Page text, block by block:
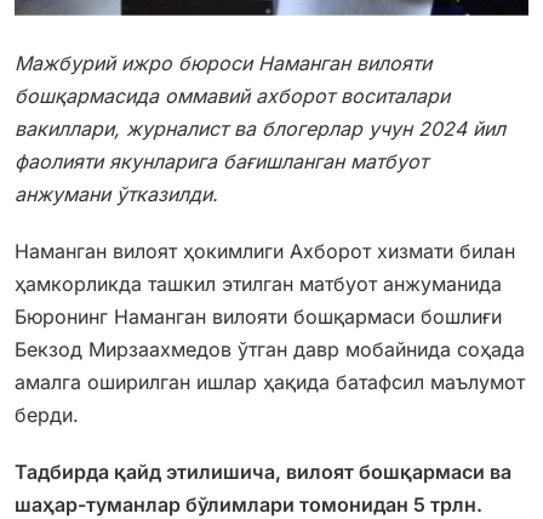
Мажбурий ижро бюроси Наманган вилояти
бошқармасида оммавий ахборот воситалари
вакиллари, журналист ва блогерлар учун 2024 йил
фаолияти якунларига бағишланган матбуот
анжумани ўтказилди.
Наманган вилоят ҳокимлиги Ахборот хизмати билан
ҳамкорликда ташкил этилган матбуот анжуманида
Бюронинг Наманган вилояти бошқармаси бошлиғи
Бекзод Мирзаахмедов ўтган давр мобайнида соҳада
амалга оширилган ишлар ҳақида батафсил маълумот
берди.
Тадбирда қайд этилишича, вилоят бошқармаси ва
шаҳар-туманлар бўлимлари томонидан 5 трлн.